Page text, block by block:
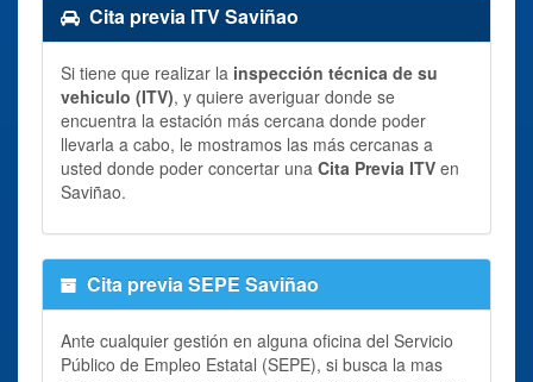
Cita previa ITV Saviñao
Si tiene que realizar la inspección técnica de su
vehiculo (ITV), y quiere averiguar donde se
encuentra la estación más cercana donde poder
llevarla a cabo, le mostramos las más cercanas a
usted donde poder concertar una Cita Previa ITV en
Saviñao.
Cita previa SEPE Saviñao
Ante cualquier gestión en alguna oficina del Servicio
Público de Empleo Estatal (SEPE), si busca la mas